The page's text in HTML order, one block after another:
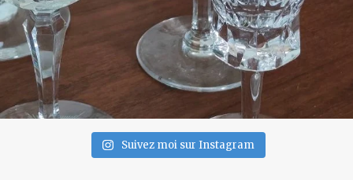
Suivez moi sur Instagram